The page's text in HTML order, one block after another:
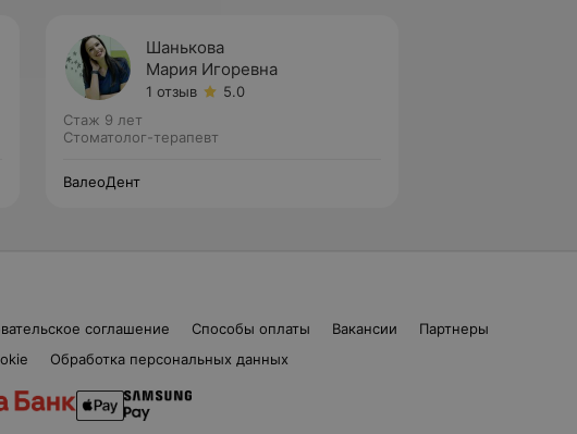
Шанькова
Мария Игоревна
1 отзыв
5.0
Стаж 9 лет
Стоматолог-терапевт
ВалеоДент
соглашение Способы оплаты Вакансии
Партнеры
Обработка персональных данных